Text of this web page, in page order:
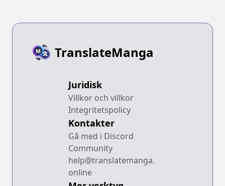
TranslateManga
Juridisk
Villkor och villkor
Integritetspolicy
Kontakter
Gå med i Discord
Community
help@translatemanga.
online